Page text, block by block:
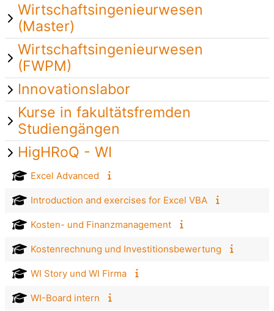
Wirtschaftsingenieurwesen
(Master)
Wirtschaftsingenieurwesen
(FWPM)
Innovationslabor
Kurse in fakultätsfremden
Studiengängen
HigHRoQ - WI
Excel Advanced
Introduction and exercises for Excel VBA
Kosten- und Finanzmanagement
Kostenrechnung und Investitionsbewertung
WI Story und WI Firma
WI-Board intern